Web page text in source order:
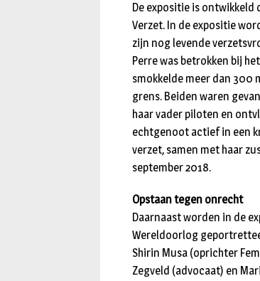
De expositie is ontwikkeld
Verzet. In de expositie
zijn nog levende
Perre was betrokken bij
smokkelde meer dan 300
grens. Beiden waren
haar vader piloten en
echtgenoot actief in een
verzet, samen met haar
september 2018.
Opstaan tegen onrecht
Daarnaast worden in de
Wereldoorlog
Shirin Musa (oprichter
Zegveld (advocaat) en